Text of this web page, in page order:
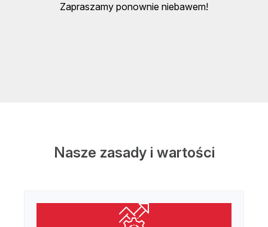
Zapraszamy ponownie niebawem!
Nasze zasady i wartości